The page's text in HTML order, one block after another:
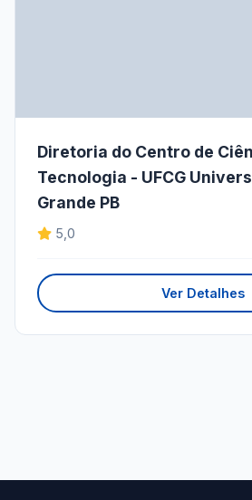
Diretoria do Centro de
Tecnologia - UFCG
Grande PB
5,0
Ver Detalhes